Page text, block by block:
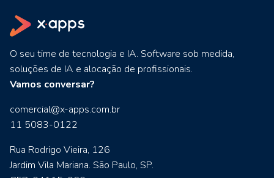
O seu time de tecnologia e IA. Software sob medida,
soluções de IA e alocação de profissionais.
Vamos conversar?
comercial@x-apps.com.br
11 5083-0122
Rua Rodrigo Vieira, 126
Jardim Vila Mariana. São Paulo, SP.